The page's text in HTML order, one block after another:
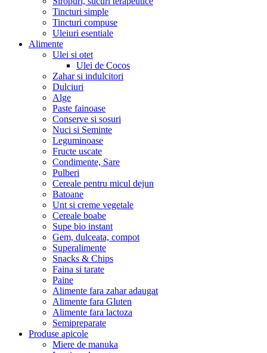
Tincturi simple
Tincturi compuse
Uleiuri esentiale
Alimente
Ulei si otet
Ulei de Cocos
Zahar si indulcitori
Dulciuri
Alge
Paste fainoase
Conserve si sosuri
Nuci si Seminte
Leguminoase
Fructe uscate
Condimente, Sare
Pulberi
Cereale pentru micul dejun
Batoane
Unt si creme vegetale
Cereale boabe
Supe bio instant
Gem, dulceata, compot
Superalimente
Snacks & Chips
Faina si tarate
Paine
Alimente fara zahar adaugat
Alimente fara Gluten
Alimente fara lactoza
Semipreparate
Produse apicole
Miere de manuka